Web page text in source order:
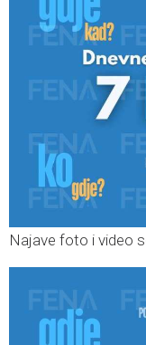
Najave foto i video